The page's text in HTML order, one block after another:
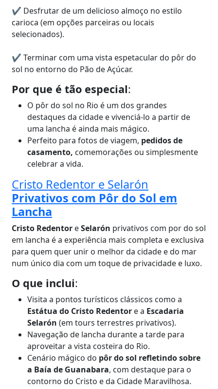
✔ Desfrutar de um delicioso almoço no estilo
carioca (em opções parceiras ou locais
selecionados).
✔ Terminar com uma vista espetacular do pôr do
sol no entorno do Pão de Açúcar.
Por que é tão especial:
O pôr do sol no Rio é um dos grandes
destaques da cidade e vivenciá-lo a partir de
uma lancha é ainda mais mágico.
Perfeito para fotos de viagem, pedidos de
casamento, comemorações ou simplesmente
celebrar a vida.
Cristo Redentor e Selarón
Privativos com Pôr do Sol em
Lancha
Cristo Redentor eSelarón privativos com por do sol
em lancha é a experiência mais completa e exclusiva
para quem quer unir o melhor da cidade e do mar
num único dia com um toque de privacidade e luxo.
O que inclui:
Visita a pontos turísticos clássicos como a
Estátua do Cristo Redentor e a Escadaria
Selarón (em tours terrestres privativos).
Navegação de lancha durante a tarde para
aproveitar a vista costeira do Rio.
Cenário mágico do pôr do sol refletindo sobre
a Baía de Guanabara, com destaque para o
contorno do Cristo e da Cidade Maravilhosa.